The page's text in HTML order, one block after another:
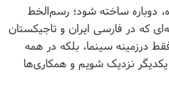
دوباره ساخته شود؛ رسم‌الخط
که در فارسی ایران و تاجیکستان
درزمینه سینما، بلکه در همه
نزدیک شویم و همکاری‌ها